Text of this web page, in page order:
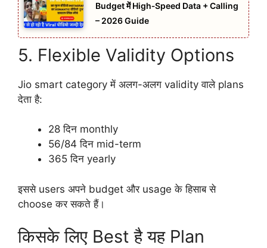
Budget में High‑Speed Data + Calling
– 2026 Guide
5. Flexible Validity Options
Jio smart category में अलग-अलग validity वाले plans
देता है:
28 दिन monthly
56/84 दिन mid-term
365 दिन yearly
इससे users अपने budget और usage के हिसाब से
choose कर सकते हैं।
किसके लिए Best है यह Plan